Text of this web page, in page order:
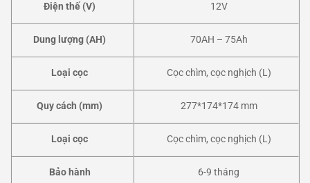
Điện thế (V) 12V
Dung lượng (AH) 70AH – 75Ah
Loại cọc Cọc chìm, cọc nghịch (L)
Quy cách (mm) 277*174*174 mm
Loại cọc Cọc chìm, cọc nghịch (L)
Bảo hành 6-9 tháng